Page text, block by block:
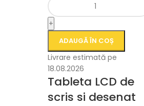
+
ADAUGĂ ÎN COȘ
Livrare estimată pe
18.08.2026
Tableta LCD de
scris si desenat